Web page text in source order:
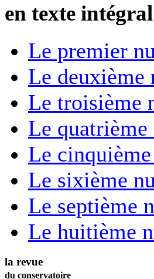
en texte intégral
Le premier
Le deuxième
Le troisième
Le quatrième
Le
Le sixième
Le septième
Le huitième
la revue
du conservatoire